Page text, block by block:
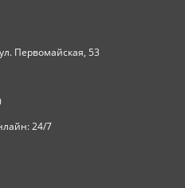
ул. Первомайская, 53
24/7